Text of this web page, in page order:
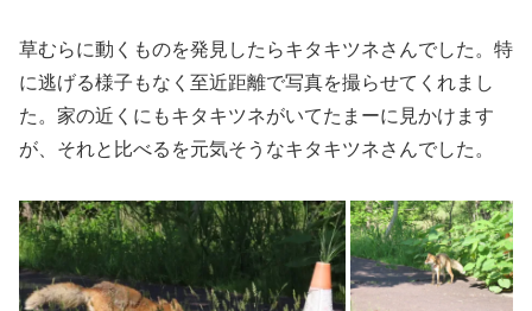
草むらに動くものを発見したらキタキツネさんでした。特
に逃げる様子もなく至近距離で写真を撮らせてくれまし
た。家の近くにもキタキツネがいてたまーに見かけます
が、それと比べるを元気そうなキタキツネさんでした。